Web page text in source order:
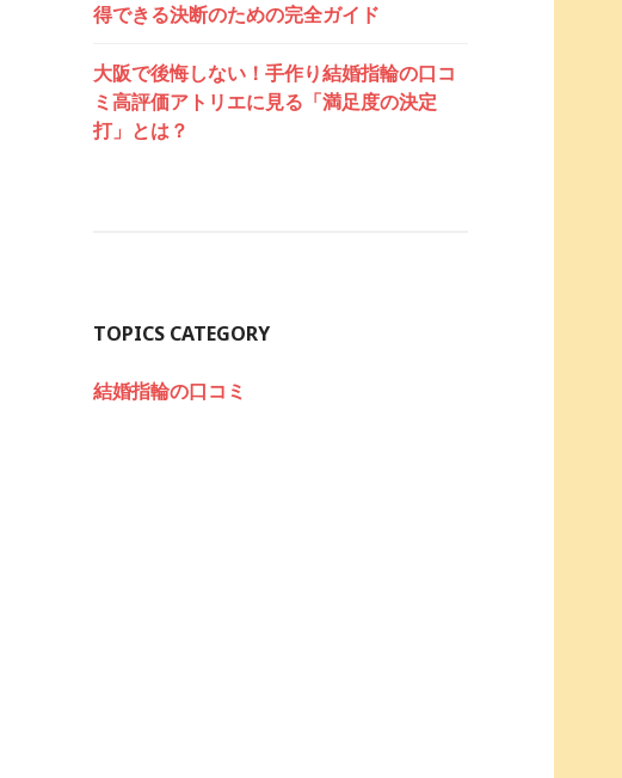
得できる決断のための完全ガイド
大阪で後悔しない！手作り結婚指輪の口コ
ミ高評価アトリエに見る「満足度の決定
打」とは？
TOPICS CATEGORY
結婚指輪の口コミ